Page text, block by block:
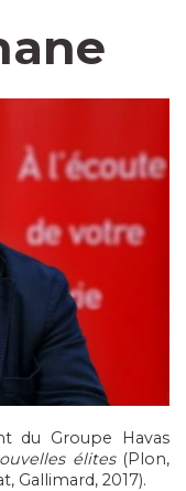
du Groupe Havas
élites (Plon,
Gallimard, 2017).